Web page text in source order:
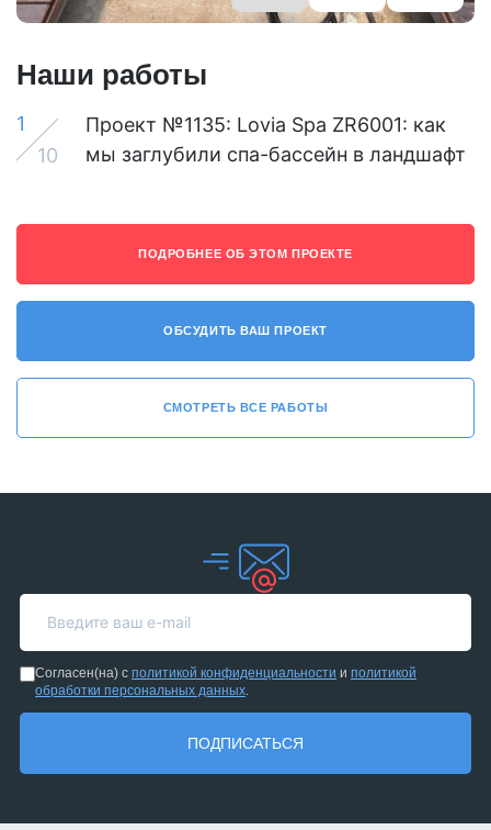
Наши работы
1
10
Проект №1135: Lovia Spa ZR6001: как
мы заглубили спа-бассейн в ландшафт
ПОДРОБНЕЕ ОБ ЭТОМ ПРОЕКТЕ
ОБСУДИТЬ ВАШ ПРОЕКТ
СМОТРЕТЬ ВСЕ РАБОТЫ
Согласен(на) с политикой конфиденциальности и политикой
обработки персональных данных
ПОДПИСАТЬСЯ